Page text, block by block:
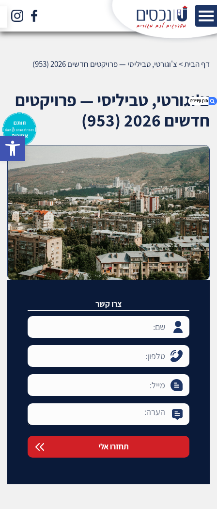
2. אודות U נכסים
3. שאלתם ? ענינו !
דף הבית>צ'וגורטי, טביליסי — פרויקטים חדשים 2026 (953)
צ'וגורטי, טביליסי — פרויקטים
חדשים 2026 (953)
צרו קשר